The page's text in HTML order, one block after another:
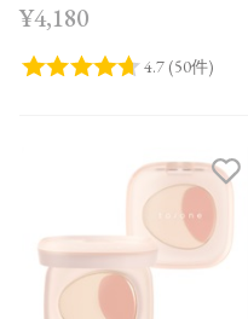
¥4,180